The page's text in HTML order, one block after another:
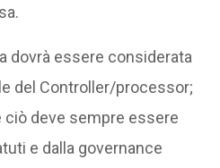
dovrà essere considerata
del Controller/processor;
deve sempre essere
e dalla governance